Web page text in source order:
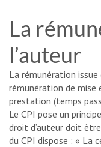
La
l’auteur
La rémunération
rémunération de
prestation (temps
Le CPI pose un
droit d’auteur doit
du CPI dispose : « La